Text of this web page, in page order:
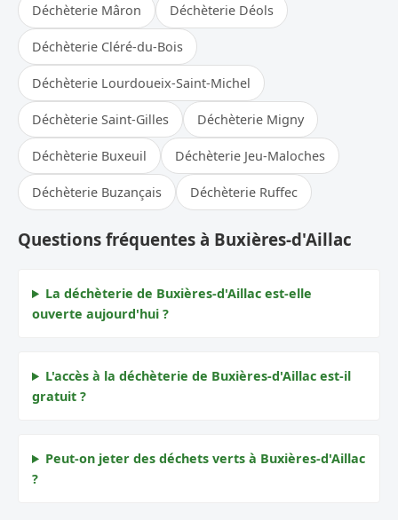
Déchèterie Mâron Déchèterie Déols
Déchèterie Cléré-du-Bois
Déchèterie Lourdoueix-Saint-Michel
Déchèterie Saint-Gilles Déchèterie Migny
Déchèterie Buxeuil Déchèterie Jeu-Maloches
Déchèterie Buzançais Déchèterie Ruffec
Questions fréquentes à Buxières-d'Aillac
La déchèterie de Buxières-d'Aillac est-elle
ouverte aujourd'hui ?
L'accès à la déchèterie de Buxières-d'Aillac est-il
gratuit ?
Peut-on jeter des déchets verts à Buxières-d'Aillac
?